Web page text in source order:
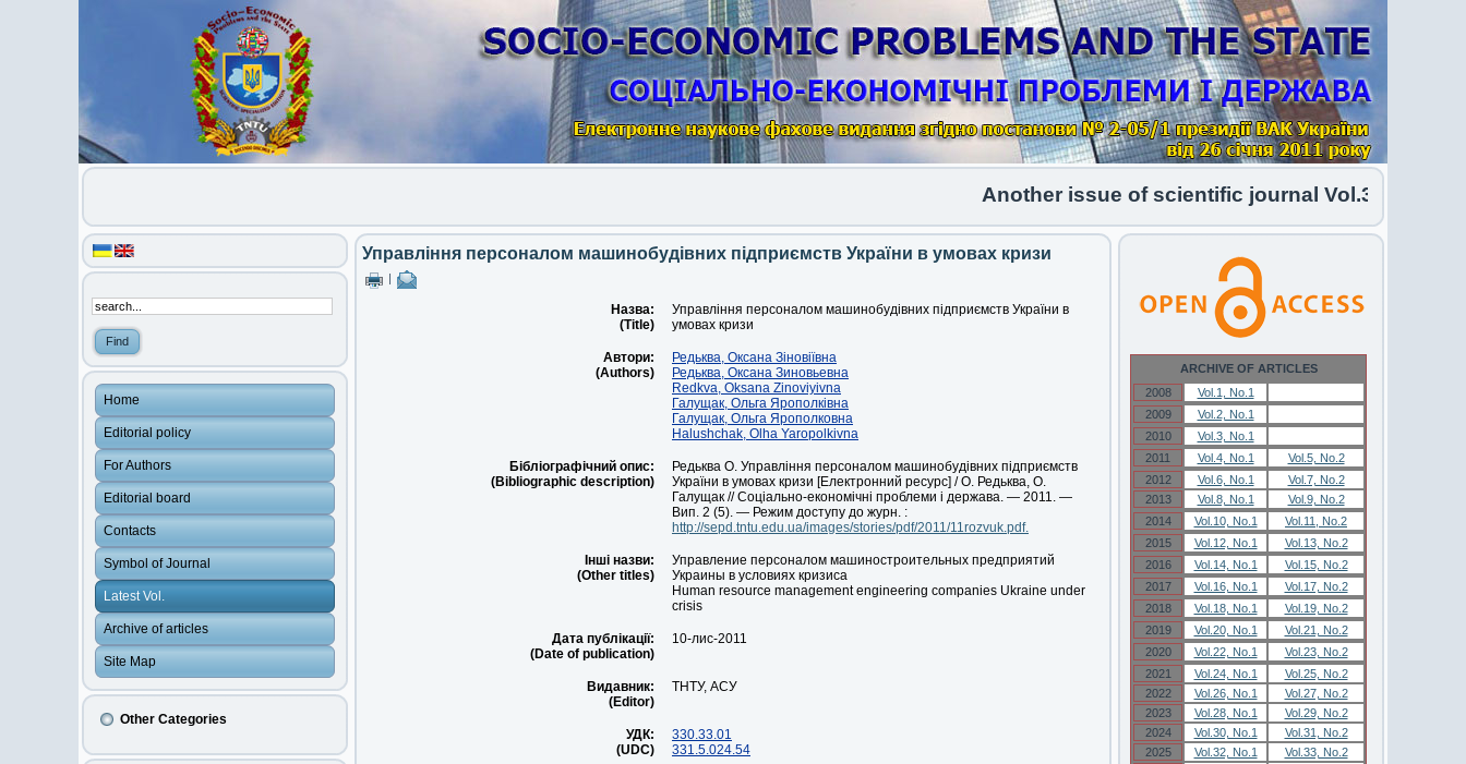
Another issue of scientific journal Vol.34 No.1
Home
Editorial policy
For Authors
Editorial board
Contacts
Symbol of Journal
Latest Vol.
Archive of articles
Site Map
Other Categories
Управління персоналом машинобудівних підприємств України в умовах кризи
Назва:
(Title)
Управління персоналом машинобудівних підприємств України в
умовах кризи
Автори:
(Authors)
Редьква, Оксана Зіновіївна
Редьква, Оксана Зиновьевна
Redkva, Oksana Zinoviyivna
Галущак, Ольга Ярополківна
Галущак, Ольга Ярополковна
Halushchak, Olha Yaropolkivna
Бібліографічний опис:
(Bibliographic description)
Редьква О. Управління персоналом машинобудівних підприємств
України в умовах кризи [Електронний ресурс] / О. Редьква, О.
Галущак // Соціально-економічні проблеми і держава. — 2011. —
Вип. 2 (5). — Режим доступу до журн. :
http://sepd.tntu.edu.ua/images/stories/pdf/2011/11rozvuk.pdf.
Інші назви:
(Other titles)
Управление персоналом машиностроительных предприятий
Украины в условиях кризиса
Human resource management engineering companies Ukraine under
crisis
Дата публікації:
(Date of publication)
10-лис-2011
Видавник:
(Editor)
ТНТУ, АСУ
УДК:
(UDC)
330.33.01
331.5.024.54
ARCHIVE OF ARTICLES
2008
Vol.1, No.1
2009
Vol.2, No.1
2010
Vol.3, No.1
2011
Vol.4, No.1
Vol.5, No.2
2012
Vol.6, No.1
Vol.7, No.2
2013
Vol.8, No.1
Vol.9, No.2
2014
Vol.10, No.1
Vol.11, No.2
2015
Vol.12, No.1
Vol.13, No.2
2016
Vol.14, No.1
Vol.15, No.2
2017
Vol.16, No.1
Vol.17, No.2
2018
Vol.18, No.1
Vol.19, No.2
2019
Vol.20, No.1
Vol.21, No.2
2020
Vol.22, No.1
Vol.23, No.2
2021
Vol.24, No.1
Vol.25, No.2
2022
Vol.26, No.1
Vol.27, No.2
2023
Vol.28, No.1
Vol.29, No.2
2024
Vol.30, No.1
Vol.31, No.2
2025
Vol.32, No.1
Vol.33, No.2